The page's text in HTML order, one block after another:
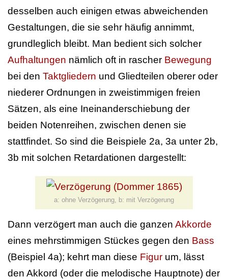
desselben auch einigen etwas abweichenden
Gestaltungen, die sie sehr häufig annimmt,
grundleglich bleibt. Man bedient sich solcher
Aufhaltungen nämlich oft in rascher Bewegung
bei den Taktgliedern und Gliedteilen oberer oder
niederer Ordnungen in zweistimmigen freien
Sätzen, als eine Ineinanderschiebung der
beiden Notenreihen, zwischen denen sie
stattfindet. So sind die Beispiele 2a, 3a unter 2b,
3b mit solchen Retardationen dargestellt:
a: ohne Verzögerung, b: mit Verzögerung
Dann verzögert man auch die ganzen Akkorde
eines mehrstimmigen Stückes gegen den Bass
(Beispiel 4a); kehrt man diese Figur um, lässt
den Akkord (oder die melodische Hauptnote) der